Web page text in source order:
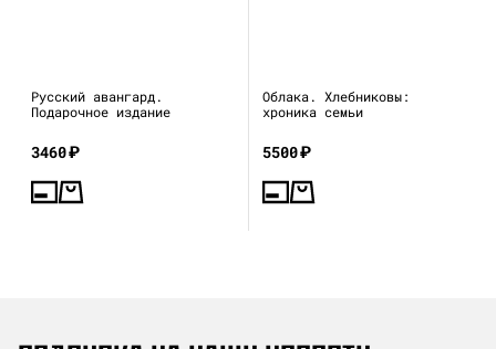
Русский авангард.
Подарочное издание
3460₽
Облака. Хлебниковы:
хроника семьи
5500₽